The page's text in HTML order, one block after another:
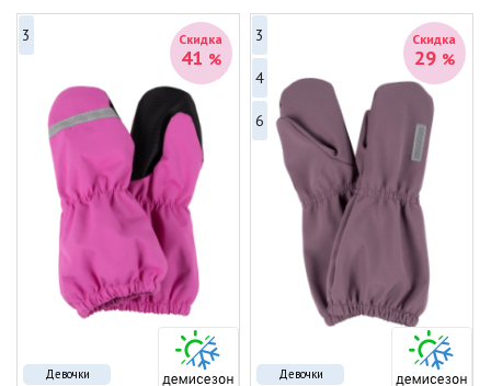
Девочки
Скидка
41 %
3
Девочки
Скидка
29 %
3
4
6